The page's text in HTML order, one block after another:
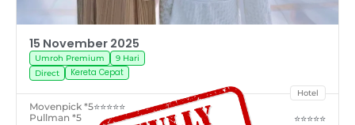
15 November 2025
Umroh Premium
9 Hari
Direct
Kereta Cepat
Hotel
Movenpick *5⭐⭐⭐⭐⭐
Pullman *5
⭐⭐⭐⭐⭐